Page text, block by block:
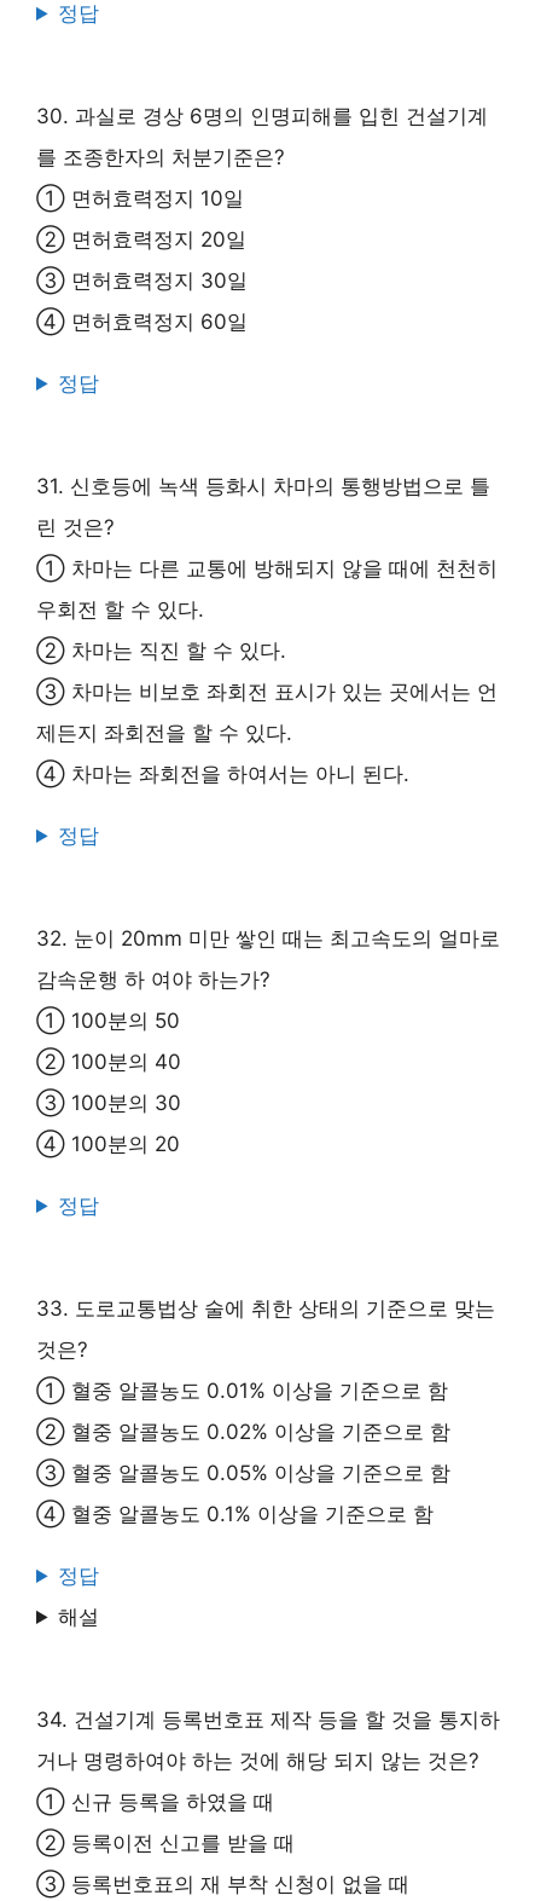
정답
30. 과실로 경상 6명의 인명피해를 입힌 건설기계
를 조종한자의 처분기준은?
① 면허효력정지 10일
② 면허효력정지 20일
③ 면허효력정지 30일
④ 면허효력정지 60일
정답
31. 신호등에 녹색 등화시 차마의 통행방법으로 틀
린 것은?
① 차마는 다른 교통에 방해되지 않을 때에 천천히
우회전 할 수 있다.
② 차마는 직진 할 수 있다.
③ 차마는 비보호 좌회전 표시가 있는 곳에서는 언
제든지 좌회전을 할 수 있다.
④ 차마는 좌회전을 하여서는 아니 된다.
정답
32. 눈이 20mm 미만 쌓인 때는 최고속도의 얼마로
감속운행 하 여야 하는가?
① 100분의 50
② 100분의 40
③ 100분의 30
④ 100분의 20
정답
33. 도로교통법상 술에 취한 상태의 기준으로 맞는
것은?
① 혈중 알콜농도 0.01% 이상을 기준으로 함
② 혈중 알콜농도 0.02% 이상을 기준으로 함
③ 혈중 알콜농도 0.05% 이상을 기준으로 함
④ 혈중 알콜농도 0.1% 이상을 기준으로 함
정답
해설
34. 건설기계 등록번호표 제작 등을 할 것을 통지하
거나 명령하여야 하는 것에 해당 되지 않는 것은?
① 신규 등록을 하였을 때
② 등록이전 신고를 받을 때
③ 등록번호표의 재 부착 신청이 없을 때